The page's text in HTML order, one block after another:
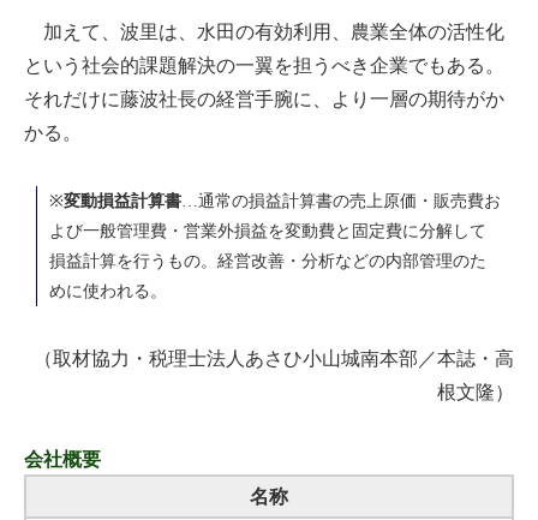
加えて、波里は、水田の有効利用、農業全体の活性化
という社会的課題解決の一翼を担うべき企業でもある。
それだけに藤波社長の経営手腕に、より一層の期待がか
かる。
※変動損益計算書…通常の損益計算書の売上原価・販売費お
よび一般管理費・営業外損益を変動費と固定費に分解して
損益計算を行うもの。経営改善・分析などの内部管理のた
めに使われる。
（取材協力・税理士法人あさひ小山城南本部／本誌・高
根文隆）
会社概要
名称